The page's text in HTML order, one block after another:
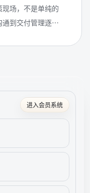
场，不是单纯的
到交付管理逐步
进入会员系统